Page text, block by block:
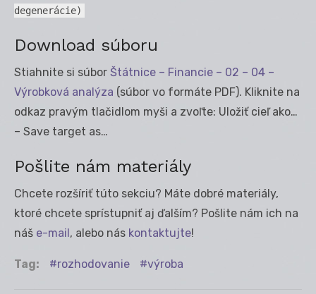
degenerácie)
Download súboru
Stiahnite si súbor Štátnice – Financie – 02 – 04 –
Výrobková analýza (súbor vo formáte PDF). Kliknite na
odkaz pravým tlačidlom myši a zvoľte: Uložiť cieľ ako…
– Save target as…
Pošlite nám materiály
Chcete rozšíriť túto sekciu? Máte dobré materiály,
ktoré chcete sprístupniť aj ďalším? Pošlite nám ich na
náš e-mail, alebo nás kontaktujte!
Tag: rozhodovanie výroba